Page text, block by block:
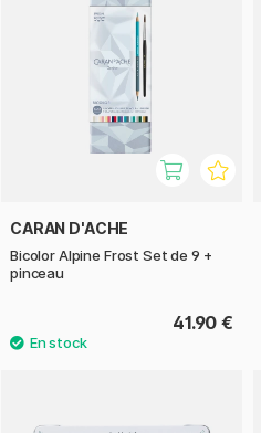
CARAN D'ACHE
Bicolor Alpine Frost Set de 9 +
pinceau
41.90 €